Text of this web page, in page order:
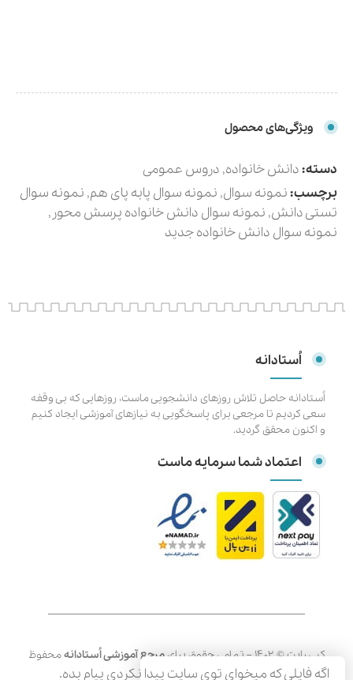
ویژگی‌های محصول
دسته:دانش خانواده, دروس عمومی
برچسب:نمونه سوال, نمونه سوال پابه پای هم, نمونه سوال
تستی دانش, نمونه سوال دانش خانواده پرسش محور ,
نمونه سوال دانش خانواده جدید
اُستادانه
اُستادانه حاصل تلاش روزهای دانشجویی ماست، روزهایی که بی وقفه
سعی کردیم تا مرجعی برای پاسخگویی به نیازهای آموزشی ایجاد کنیم
و اکنون محقق گردید.
اعتماد شما سرمایه ماست
کپی رایت © ۱۴۰۲ – تمامی حقوق برای مرجع آموزشی اُستادانهمحفوظ
است.
اگه فایلی که میخوای توی سایت پیدا نکردی پیام بده.